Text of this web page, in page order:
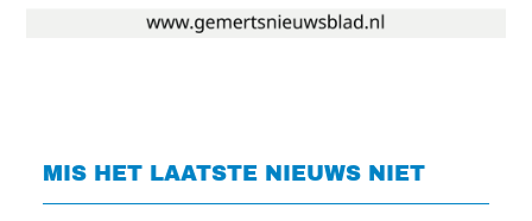
MIS HET LAATSTE NIEUWS NIET